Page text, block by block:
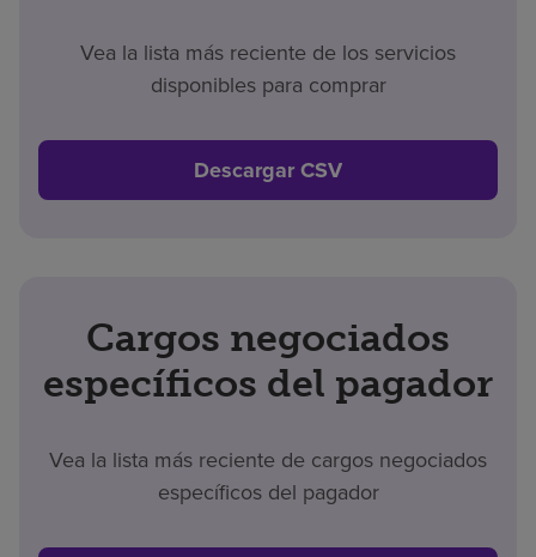
Vea la lista más reciente de los servicios
disponibles para comprar
Descargar CSV
Cargos negociados
específicos del pagador
Vea la lista más reciente de cargos negociados
específicos del pagador